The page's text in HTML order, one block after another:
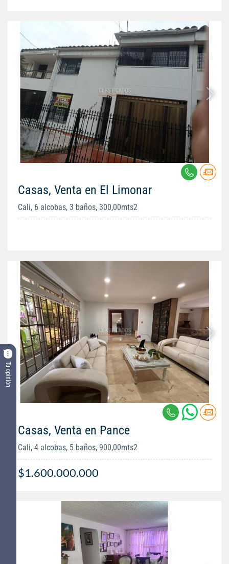
Tu opinión
Casas, Venta en El Limonar
Cali, 6 alcobas, 3 baños, 300,00mts2
Casas, Venta en Pance
Cali, 4 alcobas, 5 baños, 900,00mts2
$1.600.000.000